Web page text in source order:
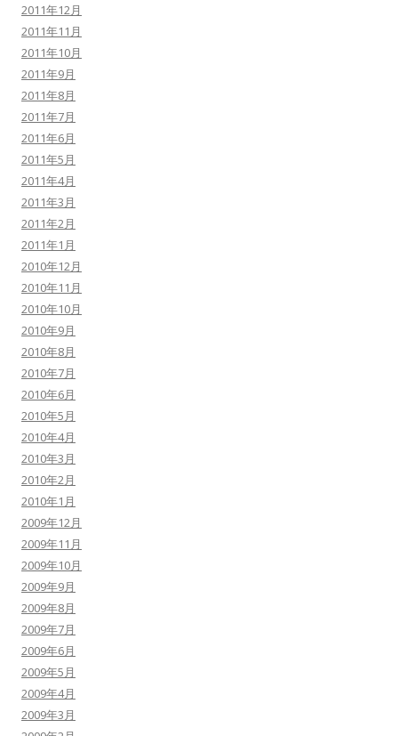
2011年12月
2011年11月
2011年10月
2011年9月
2011年8月
2011年7月
2011年6月
2011年5月
2011年4月
2011年3月
2011年2月
2011年1月
2010年12月
2010年11月
2010年10月
2010年9月
2010年8月
2010年7月
2010年6月
2010年5月
2010年4月
2010年3月
2010年2月
2010年1月
2009年12月
2009年11月
2009年10月
2009年9月
2009年8月
2009年7月
2009年6月
2009年5月
2009年4月
2009年3月